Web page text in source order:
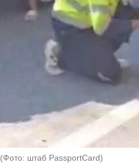
(Фото: штаб PassportCard)